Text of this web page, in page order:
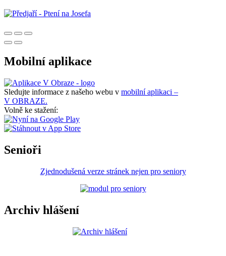
Mobilní aplikace
Sledujte informace z našeho webu v mobilní aplikaci –
V OBRAZE.
Volně ke stažení:
Senioři
Zjednodušená verze stránek nejen pro seniory
Archiv hlášení